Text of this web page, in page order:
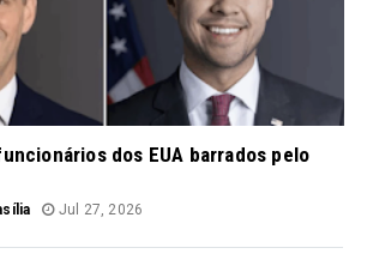
dos EUA barrados pelo
Jul 27, 2026